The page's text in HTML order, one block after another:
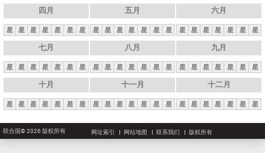
四月
星 星 星 星 星 星 星
五月
星 星 星 星 星 星 星
六月
星 星 星 星 星 星 星
七月
星 星 星 星 星 星 星
八月
星 星 星 星 星 星 星
九月
星 星 星 星 星 星 星
十月
星 星 星 星 星 星 星
十一月
星 星 星 星 星 星 星
十二月
星 星 星 星 星 星 星
联合国© 2026 版权所有 网址索引 网站地图 联系我们 版权所有